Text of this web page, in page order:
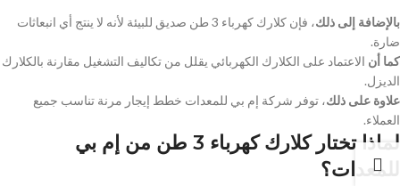
بالإضافة إلى ذلك
، فإن كلارك كهرباء 3 طن صديق للبيئة لأنه لا ينتج أي انبعاثات
ضارة.
كما أن الاعتماد على الكلارك الكهربائي يقلل من تكاليف التشغيل مقارنة بالكلارك
الديزل.
علاوة على ذلك، توفر شركة إم بي للمعدات خطط إيجار مرنة تناسب جميع
العملاء.
لماذا تختار كلارك كهرباء 3 طن من إم بي
للمعدات؟